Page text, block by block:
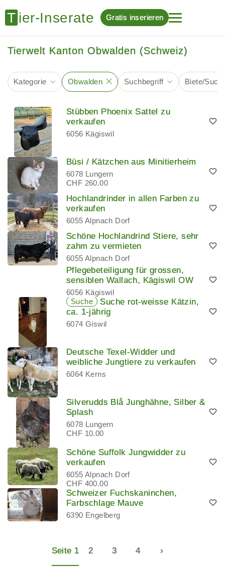
Gratis inserieren
Tierwelt Kanton Obwalden (Schweiz)
Kategorie Obwalden Suchbegriff Biete/
Stübben Phoenix Sattel zu
verkaufen
6056 Kägiswil
Büsi / Kätzchen aus Minitierheim
6078 Lungern
CHF 260.00
Hochlandrinder in allen Farben zu
verkaufen
6055 Alpnach Dorf
Schöne Hochlandrind Stiere, sehr
zahm zu vermieten
6055 Alpnach Dorf
Pflegebeteiligung für grossen,
sensiblen Wallach, Kägiswil OW
6056 Kägiswil
Suche
Suche rot-weisse Kätzin,
ca. 1-jährig
6074 Giswil
Deutsche Texel-Widder und
weibliche Jungtiere zu verkaufen
6064 Kerns
Silverudds Blå Junghähne, Silber &
Splash
6078 Lungern
CHF 10.00
Schöne Suffolk Jungwidder zu
verkaufen
6055 Alpnach Dorf
CHF 400.00
Schweizer Fuchskaninchen,
Farbschlage Mauve
6390 Engelberg
Seite 1 2 3 4 ›